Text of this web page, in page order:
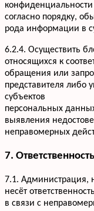
согласно порядку,
рода информации в
6.2.4. Осуществить
относящихся к
обращения или
представителя либо
субъектов
персональных
выявления
неправомерных
7.
7.1. Администрация,
несёт
в связи с